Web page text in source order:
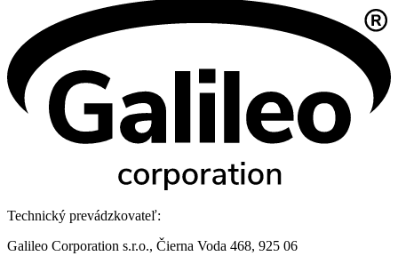
Technický prevádzkovateľ:
Galileo Corporation s.r.o., Čierna Voda 468, 925 06